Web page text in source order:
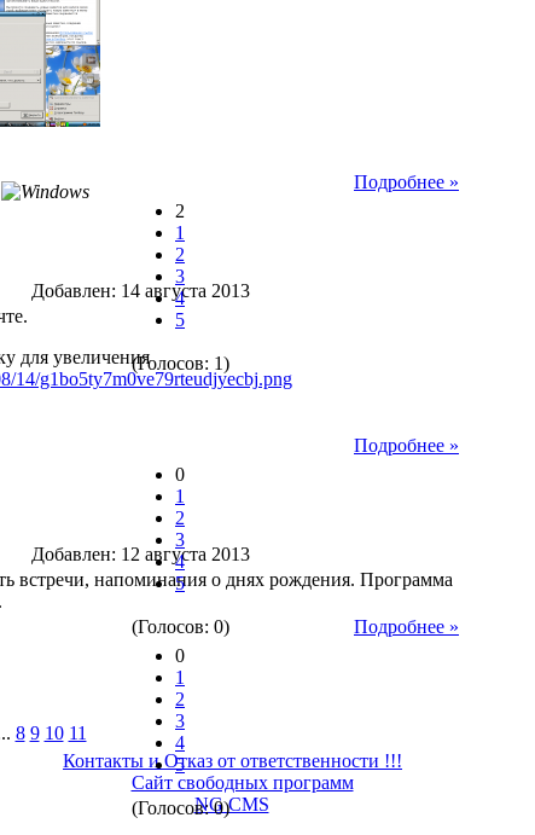
2
1
2
3
4
5
(Голосов: 1)
Подробнее »
Добавлен: 14 августа 2013
для увеличения
0
1
2
3
4
5
(Голосов: 0)
Подробнее »
Добавлен: 12 августа 2013
встречи, напоминания о днях рождения. Программа
0
1
2
3
4
5
(Голосов: 0)
Подробнее »
8 9 10 11
Контакты и Отказ от ответственности !!!
Сайт свободных программ
Сделано наNG CMS